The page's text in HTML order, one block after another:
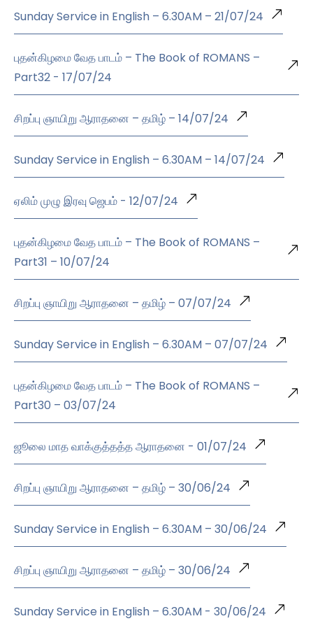
Sunday Service in English – 6.30AM – 21/07/24
புதன்கிழமை வேத பாடம் – The Book of ROMANS –
Part32 - 17/07/24
சிறப்பு ஞாயிறு ஆராதனை – தமிழ் – 14/07/24
Sunday Service in English – 6.30AM – 14/07/24
ஏலிம் முழு இரவு ஜெபம் - 12/07/24
புதன்கிழமை வேத பாடம் – The Book of ROMANS –
Part31 – 10/07/24
சிறப்பு ஞாயிறு ஆராதனை – தமிழ் – 07/07/24
Sunday Service in English – 6.30AM – 07/07/24
புதன்கிழமை வேத பாடம் – The Book of ROMANS –
Part30 – 03/07/24
ஜூலை மாத வாக்குத்தத்த ஆராதனை - 01/07/24
சிறப்பு ஞாயிறு ஆராதனை – தமிழ் – 30/06/24
Sunday Service in English – 6.30AM – 30/06/24
சிறப்பு ஞாயிறு ஆராதனை – தமிழ் – 30/06/24
Sunday Service in English – 6.30AM - 30/06/24